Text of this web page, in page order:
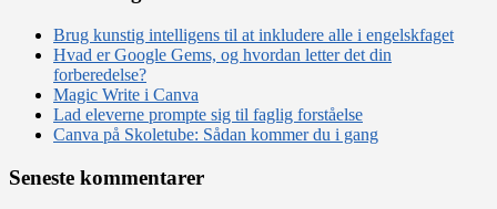
Brug kunstig intelligens til at inkludere alle i engelskfaget
Hvad er Google Gems, og hvordan letter det din
forberedelse?
Magic Write i Canva
Lad eleverne prompte sig til faglig forståelse
Canva på Skoletube: Sådan kommer du i gang
Seneste kommentarer